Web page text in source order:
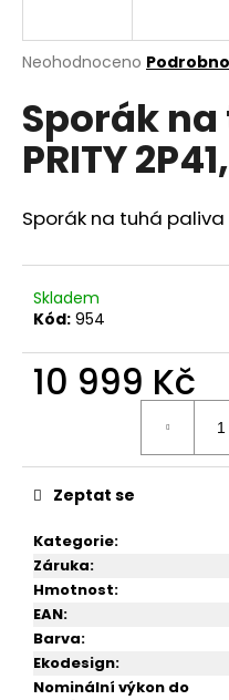
Průměrné
produktu
je
0,0
hvězdiček.
Neohodnoceno
Sporák
PRITY
Sporák na tuhá paliva
Skladem
Kód: 954
10 999 Kč
Kategorie:
Záruka:
Hmotnost:
EAN:
Barva:
Ekodesign:
Nominální výkon do
Zeptat se
j
t
?
D
o
u
č
e
m
e
KRBOVÁ